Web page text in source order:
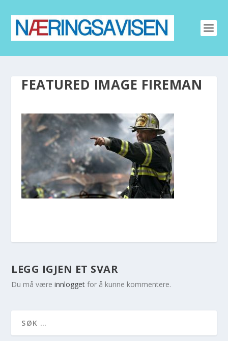
FEATURED IMAGE FIREMAN
LEGG IGJEN ET SVAR
Du må væreinnlogget for å kunne kommentere.